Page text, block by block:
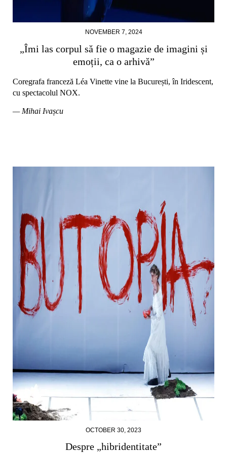
NOVEMBER 7, 2024
„Îmi las corpul să fie o magazie de imagini și
emoții, ca o arhivă”
Coregrafa franceză Léa Vinette vine la București, în Iridescent,
cu spectacolul NOX.
— Mihai Ivașcu
OCTOBER 30, 2023
Despre „hibridentitate”